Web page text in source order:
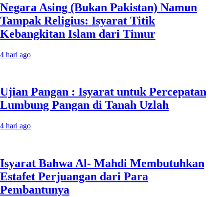
Negara Asing (Bukan Pakistan) Namun
Tampak Religius: Isyarat Titik
Kebangkitan Islam dari Timur
4 hari ago
Ujian Pangan : Isyarat untuk Percepatan
Lumbung Pangan di Tanah Uzlah
4 hari ago
Isyarat Bahwa Al- Mahdi Membutuhkan
Estafet Perjuangan dari Para
Pembantunya